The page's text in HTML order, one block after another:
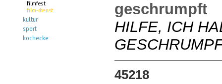
geschrumpft
HILFE, ICH
45218